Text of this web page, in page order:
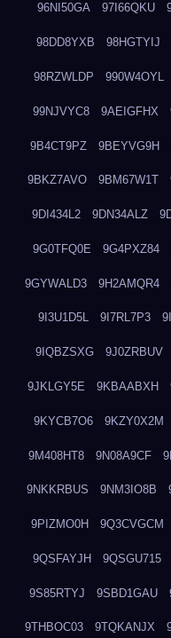
96NI50GA 97I66QKU
98DD8YXB 98HGTYIJ
98RZWLDP 990W4OYL
99NJVYC8 9AEIGFHX
9B4CT9PZ 9BEYVG9H
9BKZ7AVO 9BM67W1T
9DI434L2 9DN34ALZ
9G0TFQ0E 9G4PXZ84
9GYWALD3 9H2AMQR4
9I3U1D5L 9I7RL7P3
9IQBZSXG 9J0ZRBUV
9JKLGY5E 9KBAABXH
9KYCB7O6 9KZY0X2M
9M408HT8 9N08A9CF
9NKKRBUS 9NM3IO8B
9PIZMO0H 9Q3CVGCM
9QSFAYJH 9QSGU715
9S85RTYJ 9SBD1GAU
9THBOC03 9TQKANJX